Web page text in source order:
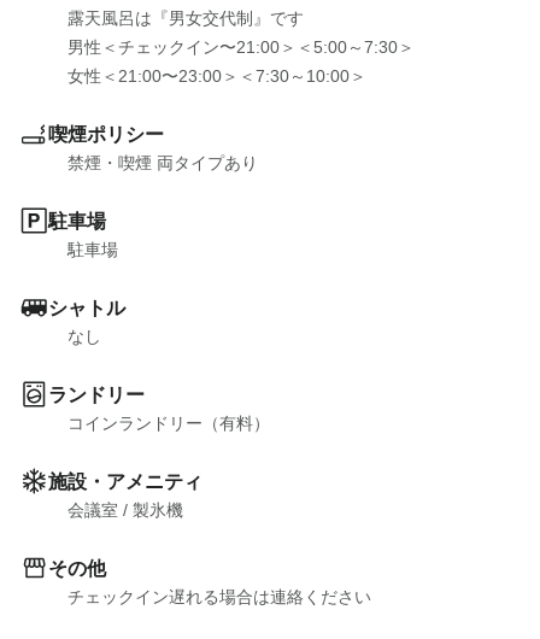
露天風呂は『男女交代制』です
男性＜チェックイン〜21:00＞＜5:00～7:30＞
女性＜21:00〜23:00＞＜7:30～10:00＞
喫煙ポリシー
禁煙・喫煙 両タイプあり
駐車場
駐車場
シャトル
なし
ランドリー
コインランドリー（有料）
施設・アメニティ
会議室 / 製氷機
その他
チェックイン遅れる場合は連絡ください